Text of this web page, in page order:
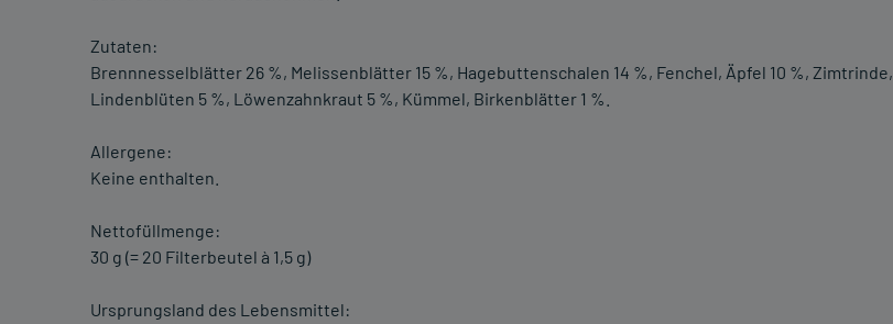
Zutaten:
Brennnesselblätter 26 %, Melissenblätter 15 %, Hagebuttenschalen 14 %, Fenchel, Äpfel 10 %, Zimtrinde,
Lindenblüten 5 %, Löwenzahnkraut 5 %, Kümmel, Birkenblätter 1 %.
Allergene:
Keine enthalten.
Nettofüllmenge:
30 g (= 20 Filterbeutel à 1,5 g)
Ursprungsland des Lebensmittel: